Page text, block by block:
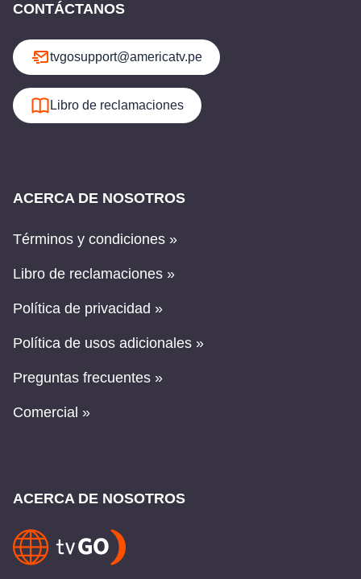
CONTÁCTANOS
tvgosupport@americatv.pe
Libro de reclamaciones
ACERCA DE NOSOTROS
Términos y condiciones »
Libro de reclamaciones »
Política de privacidad »
Política de usos adicionales »
Preguntas frecuentes »
Comercial »
ACERCA DE NOSOTROS